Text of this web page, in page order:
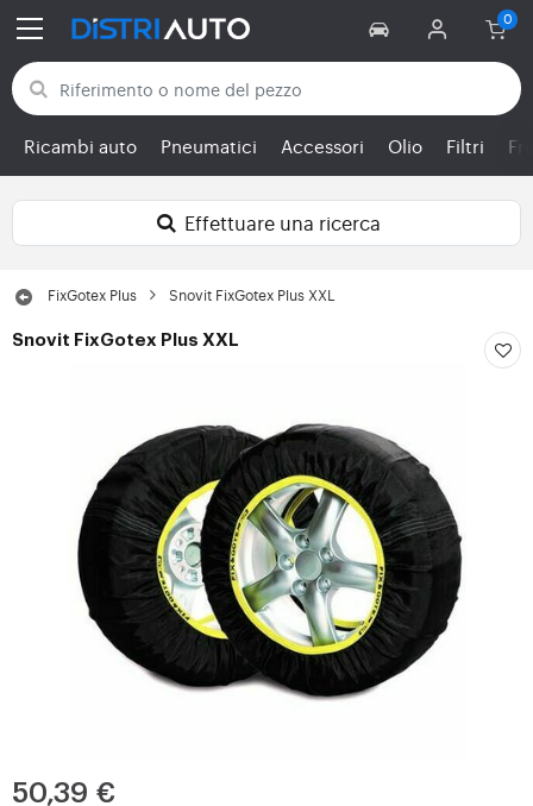
Torna alle categorie
Ricambi auto Pneumatici Accessori Olio Filtri
Effettuare una ricerca
FixGotex Plus Snovit FixGotex Plus XXL
Snovit FixGotex Plus XXL
50,39 €